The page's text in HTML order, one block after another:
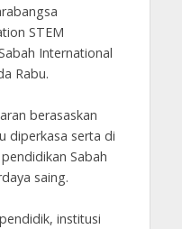
STEM
International
Rabu.
berasaskan
diperkasa serta di
Sabah
saing.
institusi